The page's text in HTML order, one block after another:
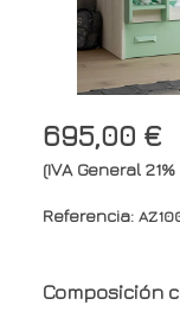
695,00 €
(IVA General
Referencia:
Composición